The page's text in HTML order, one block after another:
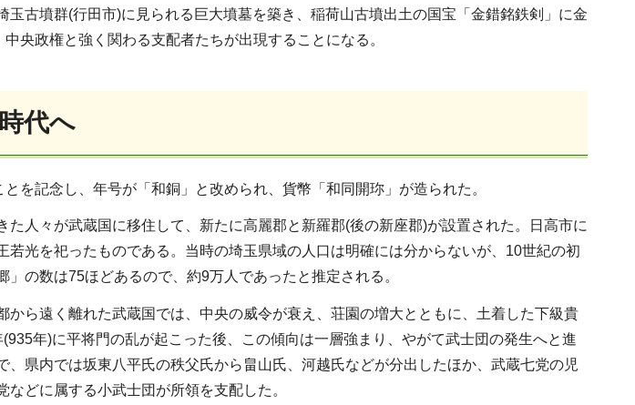
古墳群(行田市)に見られる巨大墳墓を築き、稲荷山古墳出土の国宝「金錯銘鉄剣」に金
央政権と強く関わる支配者たちが出現することになる。
代へ
を記念し、年号が「和銅」と改められ、貨幣「和同開珎」が造られた。
人々が武蔵国に移住して、新たに高麗郡と新羅郡(後の新座郡)が設置された。日高市に
若光を祀ったものである。当時の埼玉県域の人口は明確には分からないが、10世紀の初
の数は75ほどあるので、約9万人であったと推定される。
から遠く離れた武蔵国では、中央の威令が衰え、荘園の増大とともに、土着した下級貴
年)に平将門の乱が起こった後、この傾向は一層強まり、やがて武士団の発生へと進
、県内では坂東八平氏の秩父氏から畠山氏、河越氏などが分出したほか、武蔵七党の児
どに属する小武士団が所領を支配した。